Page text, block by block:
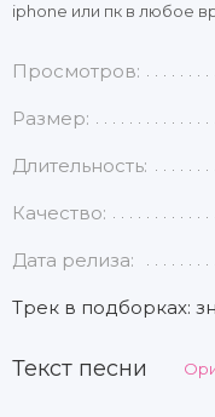
iphone или пк в любое
Просмотров:
Размер:
Длительность:
Качество:
Дата релиза:
Трек в подборках:
Текст песни